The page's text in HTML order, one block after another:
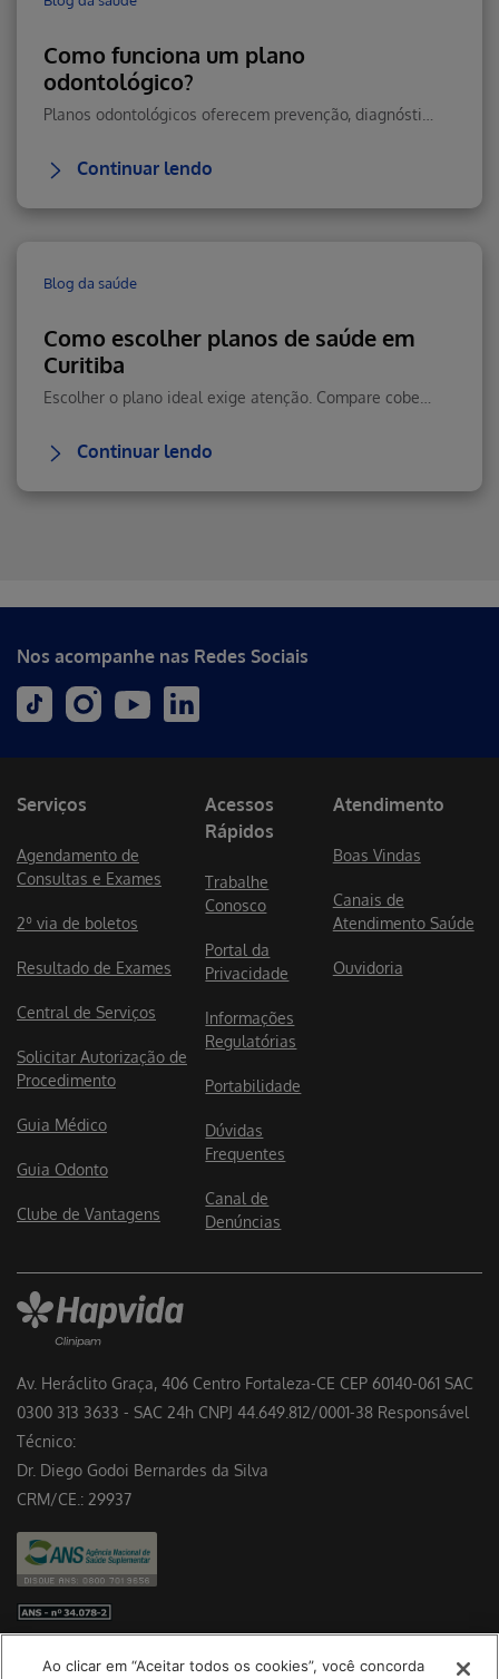
Como funciona um plano
odontológico?
Continuar lendo
Blog da saúde
Como escolher planos de saúde em
Curitiba
Continuar lendo
Nos acompanhe nas Redes Sociais
Av. Heráclito Graça, 406 Centro Fortaleza-CE CEP 60140-061 SAC
0300 313 3633 - SAC 24h CNPJ 44.649.812/0001-38 Responsável
Técnico:
Dr. Diego Godoi Bernardes da Silva
CRM/CE.: 29937
Preferências de cookies
Serviços
Agendamento de
Consultas e Exames
2º via de boletos
Resultado de Exames
Central de Serviços
Solicitar Autorização de
Procedimento
Guia Médico
Guia Odonto
Clube de Vantagens
Acessos
Rápidos
Trabalhe
Conosco
Portal da
Privacidade
Informações
Regulatórias
Portabilidade
Dúvidas
Frequentes
Canal de
Denúncias
Atendimento
Boas Vindas
Canais de
Atendimento Saúde
Ouvidoria
Ao clicar em “Aceitar todos os cookies”, você concorda